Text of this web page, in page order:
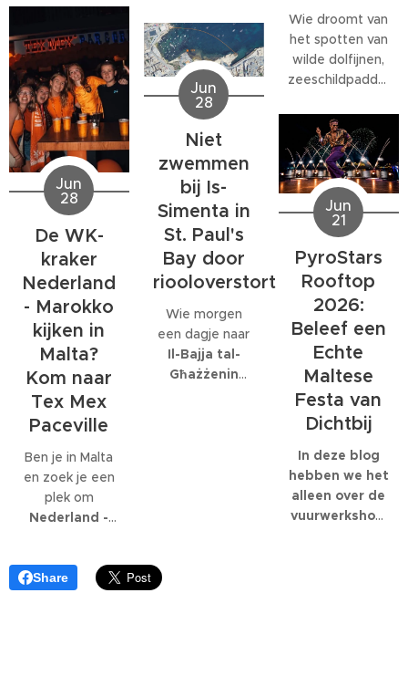
meer dan alleen
een baan. Veel
bedrijven
bieden
behoorlijk wat
extra's, van
teamuitjes en
interne
activiteiten tot
grote
personeelsfeesten.
En als je bij een
internationaal
bedrijf met
honderden
collega's werkt,
kunnen die
feesten
behoorlijk groot
worden.
noordwestenwinden
(W/NW)
verwacht.
Volgens het
Malta Red Cross
kan de wind
tijdelijk
toenemen tot
windkracht 6
met name op
donderdag 2
juli.
Wie droomt van
het spotten van
wilde dolfijnen,
zeeschildpadden
zeeleven
tijdens een
verblijf op Malta,
komt al snel tot
de ontdekking
dat daar
eigenlijk maar
één organisatie
volledig op is
gespecialiseerd:
EcoMarine
Malta .
Jun
28
De WK-
kraker
Nederland
- Marokko
kijken in
Malta?
Kom naar
Tex Mex
Paceville
Ben je in Malta
en zoek je een
plek om
Nederland -
je bijTex Mex
Jun
28
Niet
zwemmen
bij Is-
Simenta in
St. Paul's
Bay door
riooloverstort
Wie morgen
een dagje naar
Il-Bajja tal-
Għażżenin
Jun
21
PyroStars
Rooftop
2026:
Beleef een
Echte
Maltese
Festa van
Dichtbij
In deze blog
hebben we het
alleen over de
vuurwerkshow
Share